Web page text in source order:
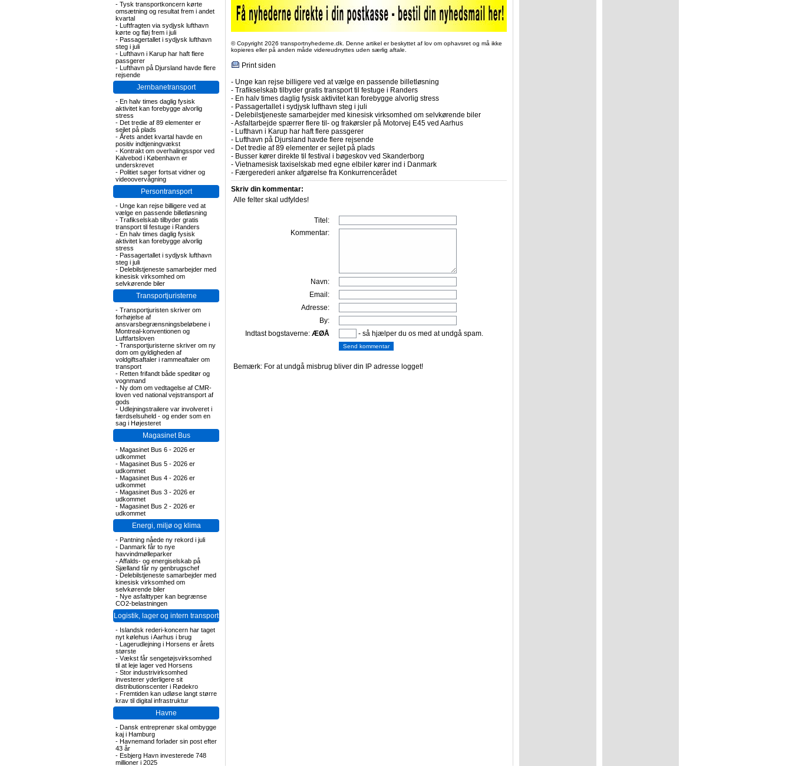
- Tysk transportkoncern kørte
omsætning og resultat frem i andet
kvartal
- Luftfragten via sydjysk lufthavn
kørte og fløj frem i juli
- Passagertallet i sydjysk lufthavn
steg i juli
- Lufthavn i Karup har haft flere
passgerer
- Lufthavn på Djursland havde flere
rejsende
Jernbanetransport
- En halv times daglig fysisk
aktivitet kan forebygge alvorlig
stress
- Det tredie af 89 elementer er
sejlet på plads
- Årets andet kvartal havde en
positiv indtjeningvækst
- Kontrakt om overhalingsspor ved
Kalvebod i København er
underskrevet
- Politiet søger fortsat vidner og
videoovervågning
Persontransport
- Unge kan rejse billigere ved at
vælge en passende billetløsning
- Trafikselskab tilbyder gratis
transport til festuge i Randers
- En halv times daglig fysisk
aktivitet kan forebygge alvorlig
stress
- Passagertallet i sydjysk lufthavn
steg i juli
- Delebilstjeneste samarbejder med
kinesisk virksomhed om
selvkørende biler
Transportjuristerne
- Transportjuristen skriver om
forhøjelse af
ansvarsbegrænsningsbeløbene i
Montreal-konventionen og
Luftfartsloven
- Transportjuristerne skriver om ny
dom om gyldigheden af
voldgiftsaftaler i rammeaftaler om
transport
- Retten frifandt både speditør og
vognmand
- Ny dom om vedtagelse af CMR-
loven ved national vejstransport af
gods
- Udlejningstrailere var involveret i
færdselsuheld - og ender som en
sag i Højesteret
Magasinet Bus
- Magasinet Bus 6 - 2026 er
udkommet
- Magasinet Bus 5 - 2026 er
udkommet
- Magasinet Bus 4 - 2026 er
udkommet
- Magasinet Bus 3 - 2026 er
udkommet
- Magasinet Bus 2 - 2026 er
udkommet
Energi, miljø og klima
- Pantning nåede ny rekord i juli
- Danmark får to nye
havvindmølleparker
-Affalds- og energiselskab på
Sjælland får ny genbrugschef
- Delebilstjeneste samarbejder med
kinesisk virksomhed om
selvkørende biler
- Nye asfalttyper kan begrænse
CO2-belastningen
Logistik, lager og intern transport
- Islandsk rederi-koncern har taget
nyt kølehus i Aarhus i brug
- Lagerudlejning i Horsens er årets
største
- Vækst får sengetøjsvirksomhed
til at leje lager ved Horsens
- Stor industrivirksomhed
investerer yderligere sit
distributionscenter i Rødekro
- Fremtiden kan udløse langt større
krav til digital infrastruktur
Havne
- Dansk entreprenør skal ombygge
kaj i Hamburg
- Havnemand forlader sin post efter
43 år
- Esbjerg Havn investerede 748
millioner i 2025
© Copyright 2026 transportnyhederne.dk. Denne artikel er beskyttet af lov om ophavsret og må ikke
kopieres eller på anden måde videreudnyttes uden særlig aftale.
Print siden
- Unge kan rejse billigere ved at vælge en passende billetløsning
- Trafikselskab tilbyder gratis transport til festuge i Randers
- En halv times daglig fysisk aktivitet kan forebygge alvorlig stress
- Passagertallet i sydjysk lufthavn steg i juli
- Delebilstjeneste samarbejder med kinesisk virksomhed om selvkørende biler
-Asfaltarbejde spærrer flere til- og frakørsler på Motorvej E45 ved Aarhus
- Lufthavn i Karup har haft flere passgerer
- Lufthavn på Djursland havde flere rejsende
- Det tredie af 89 elementer er sejlet på plads
- Busser kører direkte til festival i bøgeskov ved Skanderborg
- Vietnamesisk taxiselskab med egne elbiler kører ind i Danmark
- Færgerederi anker afgørelse fra Konkurrencerådet
Skriv din kommentar:
Alle felter skal udfyldes!
Titel:
Kommentar:
Navn:
Email:
Adresse:
By:
Indtast bogstaverne: ÆØÅ - så hjælper du os med at undgå spam.
Bemærk: For at undgå misbrug bliver din IP adresse logget!